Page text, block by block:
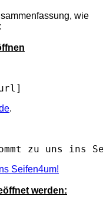
wie
.
Seifen4um!
werden: